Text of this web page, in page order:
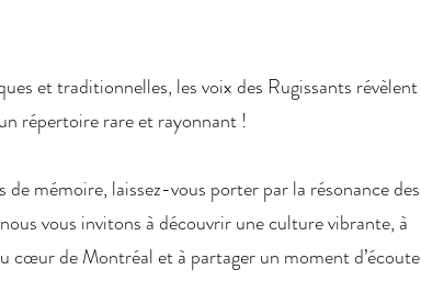
et traditionnelles, les voix des Rugissants révèlent
répertoire rare et rayonnant !
de mémoire, laissez-vous porter par la résonance des
vous invitons à découvrir une culture vibrante, à
cœur de Montréal et à partager un moment d’écoute